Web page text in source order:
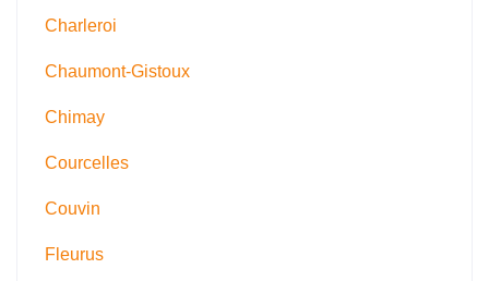
Charleroi
Chaumont-Gistoux
Chimay
Courcelles
Couvin
Fleurus